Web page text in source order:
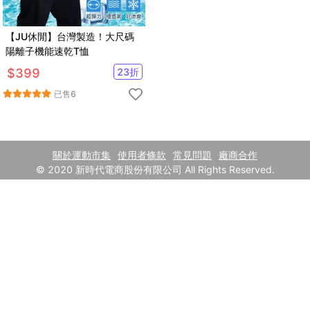
【JU休閒】台灣製造！大尺碼
陽離子機能速乾T恤
$399 23折
已售6
關於運動市集 使用者條款 常見問題
廠商合作
© 2020 新時代電商股份有限公司 All Rights Reserved.